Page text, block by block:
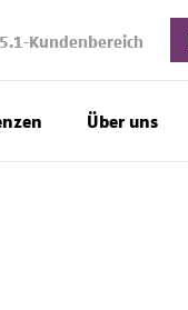
5.1-Kundenbereich
Über uns